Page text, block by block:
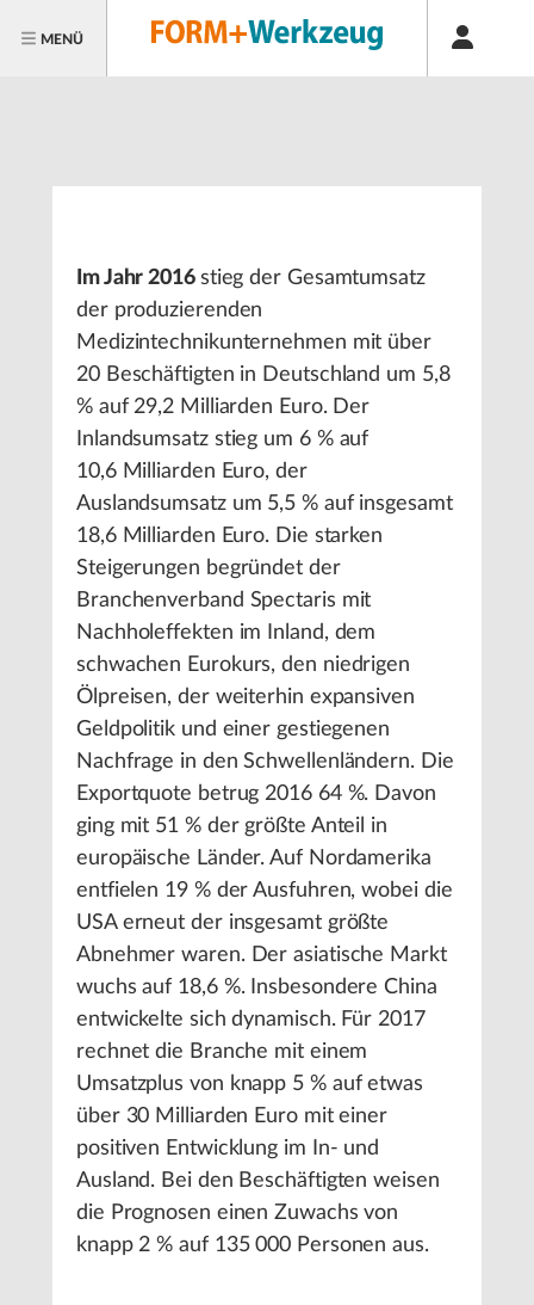
MENÜ
Im Jahr 2016 stieg der Gesamtumsatz
der produzierenden
Medizintechnikunternehmen mit über
20 Beschäftigten in Deutschland um 5,8
% auf 29,2 Milliarden Euro. Der
Inlandsumsatz stieg um 6 % auf
10,6 Milliarden Euro, der
Auslandsumsatz um 5,5 % auf insgesamt
18,6 Milliarden Euro. Die starken
Steigerungen begründet der
Branchenverband Spectaris mit
Nachholeffekten im Inland, dem
schwachen Eurokurs, den niedrigen
Ölpreisen, der weiterhin expansiven
Geldpolitik und einer gestiegenen
Nachfrage in den Schwellenländern. Die
Exportquote betrug 2016 64 %. Davon
ging mit 51 % der größte Anteil in
europäische Länder. Auf Nordamerika
entfielen 19 % der Ausfuhren, wobei die
USA erneut der insgesamt größte
Abnehmer waren. Der asiatische Markt
wuchs auf 18,6 %. Insbesondere China
entwickelte sich dynamisch. Für 2017
rechnet die Branche mit einem
Umsatzplus von knapp 5 % auf etwas
über 30 Milliarden Euro mit einer
positiven Entwicklung im In- und
Ausland. Bei den Beschäftigten weisen
die Prognosen einen Zuwachs von
knapp 2 % auf 135 000 Personen aus.